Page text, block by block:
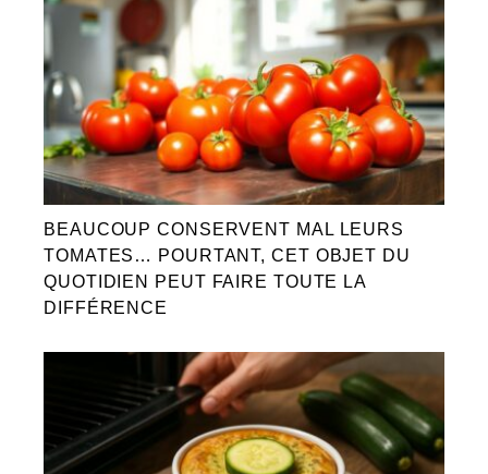
BEAUCOUP CONSERVENT MAL LEURS
TOMATES… POURTANT, CET OBJET DU
QUOTIDIEN PEUT FAIRE TOUTE LA
DIFFÉRENCE